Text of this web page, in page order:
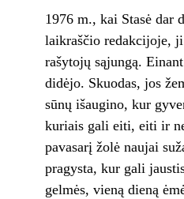
1976 m., kai Stasė dar
laikraščio redakcijoje,
rašytojų sąjungą.
didėjo. Skuodas, jos
sūnų išaugino, kur
kuriais gali eiti, eiti ir
pavasarį žolė naujai
pragysta, kur gali
gelmės, vieną dieną